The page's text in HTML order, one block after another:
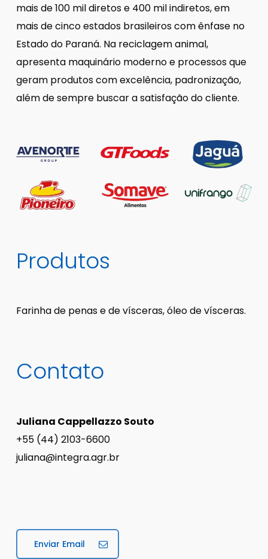
mais de 100 mil diretos e 400 mil indiretos, em
mais de cinco estados brasileiros com ênfase no
Estado do Paraná. Na reciclagem animal,
apresenta maquinário moderno e processos que
geram produtos com excelência, padronização,
além de sempre buscar a satisfação do cliente.
Produtos
Farinha de penas e de vísceras, óleo de vísceras.
Contato
Juliana Cappellazzo Souto
+55 (44) 2103-6600
juliana@integra.agr.br
Enviar Email